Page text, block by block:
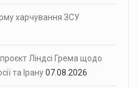
харчування ЗСУ
Ліндсі Грема щодо
та Ірану07.08.2026